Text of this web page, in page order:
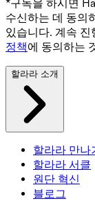
*구독을 하시면
수신하는 데 동의
있습니다. 계속 진
정책에 동의하는
할라라 소개
할라라 만나
할라라 서클
원단 혁신
블로그